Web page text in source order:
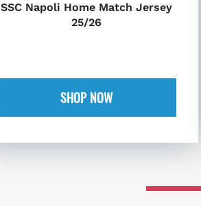
SSC Napoli Home Match Jersey
25/26
SHOP NOW